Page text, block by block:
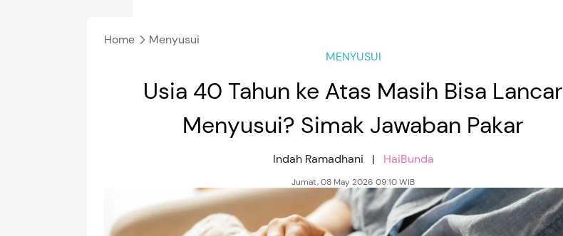
Home
Menyusui
MENYUSUI
Usia 40 Tahun ke Atas Masih Bisa Lancar
Menyusui? Simak Jawaban Pakar
Indah Ramadhani | HaiBunda
Jumat, 08 May 2026 09:10 WIB